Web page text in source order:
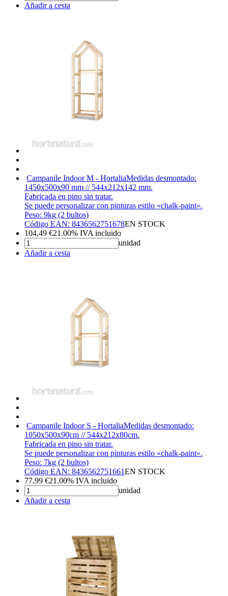
Añadir a cesta
Campanile Indoor M - HortaliaMedidas desmontado:
1450x500x90 mm // 544x212x142 mm.
Fabricada en pino sin tratar.
Se puede personalizar con pinturas estilo «chalk-paint».
Peso: 9kg (2 bultos)
Código EAN: 8436562751678EN STOCK
104,49 €21.00% IVA incluido
unidad
Añadir a cesta
Campanile Indoor S - HortaliaMedidas desmontado:
1050x500x90cm // 544x212x80cm.
Fabricada en pino sin tratar.
Se puede personalizar con pinturas estilo «chalk-paint».
Peso: 7kg (2 bultos)
Código EAN: 8436562751661EN STOCK
77,99 €21.00% IVA incluido
unidad
Añadir a cesta